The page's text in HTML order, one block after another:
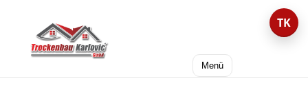
Trockenbau
GmbH
Menü
TK